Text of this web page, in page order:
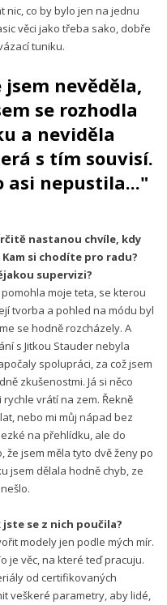
nic, co by bylo jen na jednu
věci jako třeba sako, dobře
tuniku.
jsem nevěděla,
se rozhodla
a neviděla
s tím souvisí.
asi nepustila..."
nastanou chvíle, kdy
si chodíte pro radu?
supervizi?
pomohla moje teta, se kterou
tvorba a pohled na módu byl
se hodně rozcházely. A
s Jitkou Stauder nebyla
spolupráci, za což jsem
zkušenostmi. Já si něco
vrátí na zem. Řekně
nebo mi můj nápad bez
na přehlídku, ale do
že jsem měla tyto dvě ženy po
jsem dělala hodně chyb, ze
se z nich poučila?
modely jen podle mých mír.
je věc, na které teď pracuju.
od certifikovaných
veškeré parametry, aby lidé,